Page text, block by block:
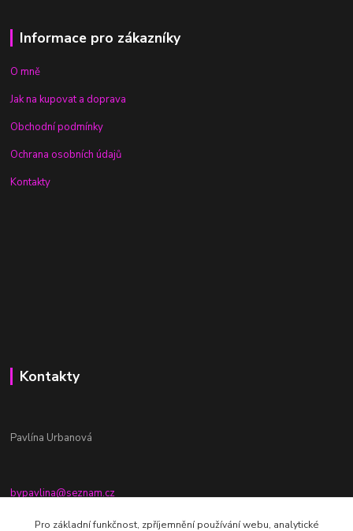
Informace pro zákazníky
O mně
Jak na kupovat a doprava
Obchodní podmínky
Ochrana osobních údajů
Kontakty
Kontakty
Pavlína Urbanová
bypavlina@seznam.cz
+420774917196
Pro základní funkčnost, zpříjemnění používání webu, analytické